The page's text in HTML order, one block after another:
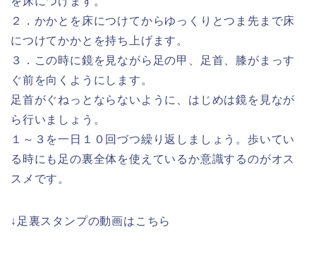
２．かかとを床につけてからゆっくりとつま先まで床
につけてかかとを持ち上げます。
３．この時に鏡を見ながら足の甲、足首、膝がまっす
ぐ前を向くようにします。
足首がぐねっとならないように、はじめは鏡を見なが
ら行いましょう。
１～３を一日１０回づつ繰り返しましょう。歩いてい
る時にも足の裏全体を使えているか意識するのがオス
スメです。
↓足裏スタンプの動画はこちら